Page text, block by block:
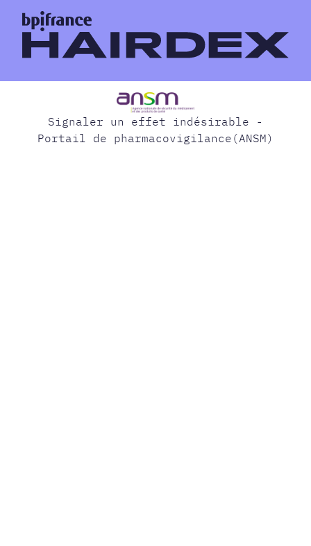
Signaler un effet indésirable -
Portail de pharmacovigilance(ANSM)